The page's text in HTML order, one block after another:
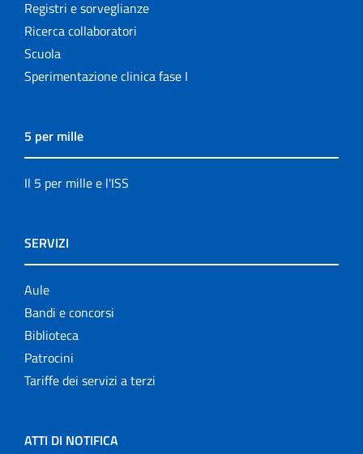
Registri e sorveglianze
Ricerca collaboratori
Scuola
Sperimentazione clinica fase I
5 per mille
Il 5 per mille e l'ISS
SERVIZI
Aule
Bandi e concorsi
Biblioteca
Patrocini
Tariffe dei servizi a terzi
ATTI DI NOTIFICA